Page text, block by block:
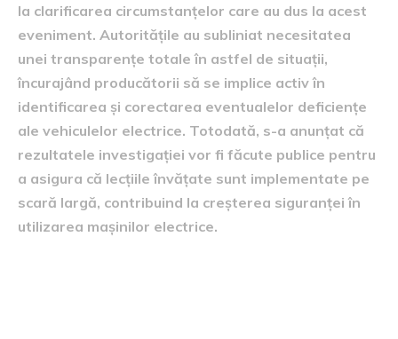
la clarificarea circumstanțelor care au dus la acest
eveniment. Autoritățile au subliniat necesitatea
unei transparențe totale în astfel de situații,
încurajând producătorii să se implice activ în
identificarea și corectarea eventualelor deficiențe
ale vehiculelor electrice. Totodată, s-a anunțat că
rezultatele investigației vor fi făcute publice pentru
a asigura că lecțiile învățate sunt implementate pe
scară largă, contribuind la creșterea siguranței în
utilizarea mașinilor electrice.